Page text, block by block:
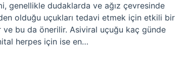
genellikle dudaklarda ve ağız çevresinde
olduğu uçukları tedavi etmek için etkili bir
ve bu da önerilir. Asiviral uçuğu kaç günde
herpes için ise en…